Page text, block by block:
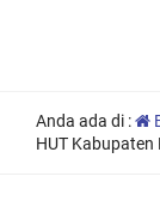
Anda ada di :
HUT Kabupaten